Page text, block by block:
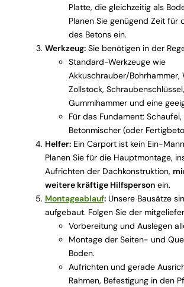
Platte, die gleichzeitig als
Planen Sie genügend Zeit für
des Betons ein.
Werkzeug:Sie benötigen in der
Standard-Werkzeuge wie
Akkuschrauber/Bohrhammer,
Zollstock, Schraubenschlüssel,
Gummihammer und eine
Für das Fundament: Schaufel,
Betonmischer (oder
Helfer:Ein Carport ist kein Ein-
Planen Sie für die Hauptmontage,
Aufrichten der Dachkonstruktion,
weitere kräftige Hilfspersonein.
Montageablauf:Unsere Bausätze
aufgebaut. Folgen Sie der
Vorbereitung und Auslegen
Montage der Seiten- und
Boden.
Aufrichten und gerade
Rahmen, Befestigung in den